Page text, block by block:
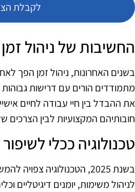
לקבלת
החשיבות של ניהול
בשנים האחרונות, ניהול זמן הפך
מתמודדים הורים עם דרישות
את ההבדל בין חיי עבודה לחיים
חובותיהם המקצועיות לבין
טכנולוגיה ככלי
בשנת 2025, הטכנולוגיה
לניהול משימות, יומנים דיגיטליים